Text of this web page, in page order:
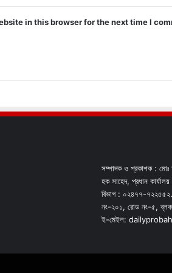
in this browser for the next time I
সম্পাদক ও প্রকাশক : মোঃ
হক সাহেদ, প্রধান
বিভাগ : ০২৪৭৭-
নং-২০১, রোড নং-৫,
ই-মেইল: